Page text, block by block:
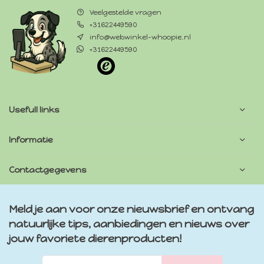
Veelgestelde vragen
+31622449590
info@webwinkel-whoopie.nl
+31622449590
Usefull links
Informatie
Contactgegevens
Meld je aan voor onze nieuwsbrief en ontvang
natuurlijke tips, aanbiedingen en nieuws over
jouw favoriete dierenproducten!